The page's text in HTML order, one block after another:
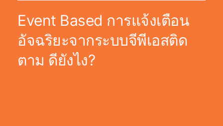
Event Based การแจ้งเตือน
อัจฉริยะจากระบบจีพีเอสติด
ตาม ดียังไง?